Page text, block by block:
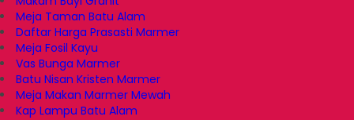
Meja Taman Batu Alam
Daftar Harga Prasasti Marmer
Meja Fosil Kayu
Vas Bunga Marmer
Batu Nisan Kristen Marmer
Meja Makan Marmer Mewah
Kap Lampu Batu Alam